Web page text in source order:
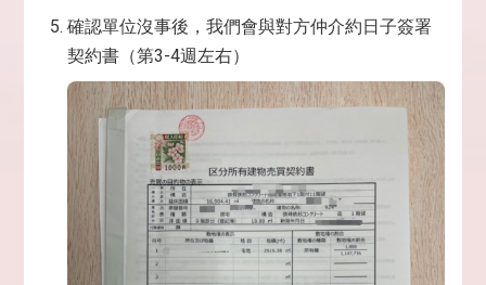
確認單位沒事後，我們會與對方仲介約日子簽署
契約書（第3-4週左右）